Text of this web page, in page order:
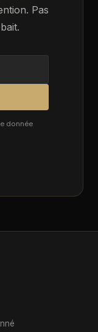
Pas
donnée